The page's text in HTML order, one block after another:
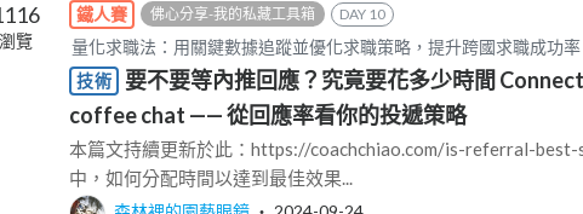
瀏覽
鐵人賽 佛心分享-我的私藏工具箱 DAY 10
量化求職法：用關鍵數據追蹤並優化求職策略，提升跨國求職成功率
技術
要不要等內推回應？究竟要花多少時間
coffee chat —— 從回應率看你的投遞策略
本篇文持續更新於此：https://coachchiao.com/is-referral-
中，如何分配時間以達到最佳效果...